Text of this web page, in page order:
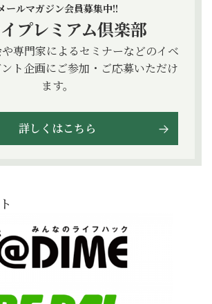
ールマガジン会員募集中!!
プレミアム倶楽部
専門家によるセミナーなどのイベ
ト企画にご参加・ご応募いただけ
ます。
詳しくはこちら